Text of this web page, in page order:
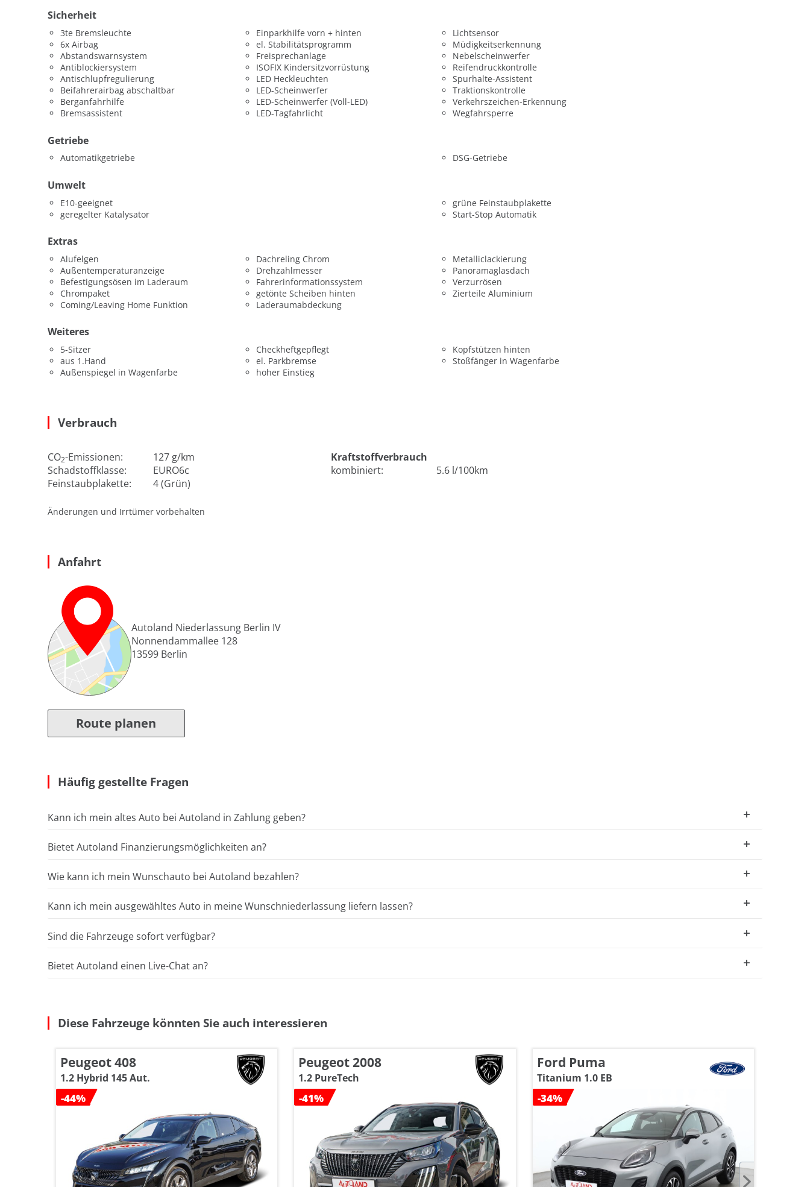
Sicherheit
3te Bremsleuchte
6x Airbag
Abstandswarnsystem
Antiblockiersystem
Antischlupfregulierung
Beifahrerairbag abschaltbar
Berganfahrhilfe
Bremsassistent
Einparkhilfe vorn + hinten
el. Stabilitätsprogramm
Freisprechanlage
ISOFIX Kindersitzvorrüstung
LED Heckleuchten
LED-Scheinwerfer
LED-Scheinwerfer (Voll-LED)
LED-Tagfahrlicht
Lichtsensor
Müdigkeitserkennung
Nebelscheinwerfer
Reifendruckkontrolle
Spurhalte-Assistent
Traktionskontrolle
Verkehrszeichen-Erkennung
Wegfahrsperre
Getriebe
Automatikgetriebe DSG-Getriebe
Umwelt
E10-geeignet
geregelter Katalysator
grüne Feinstaubplakette
Start-Stop Automatik
Extras
Alufelgen
Außentemperaturanzeige
Befestigungsösen im Laderaum
Chrompaket
Coming/Leaving Home Funktion
Dachreling Chrom
Drehzahlmesser
Fahrerinformationssystem
getönte Scheiben hinten
Laderaumabdeckung
Metalliclackierung
Panoramaglasdach
Verzurrösen
Zierteile Aluminium
Weiteres
5-Sitzer
aus 1.Hand
Außenspiegel in Wagenfarbe
Checkheftgepflegt
el. Parkbremse
hoher Einstieg
Kopfstützen hinten
Stoßfänger in Wagenfarbe
Verbrauch
CO2-Emissionen:
127 g/km
Schadstoffklasse:
EURO6c
Feinstaubplakette:
4 (Grün)
Kraftstoffverbrauch
kombiniert:
5.6 l/100km
Änderungen und Irrtümer vorbehalten
Anfahrt
Autoland Niederlassung Berlin IV
Nonnendammallee 128
13599 Berlin
Route planen
Häufig gestellte Fragen
Kann ich mein altes Auto bei Autoland in Zahlung geben?
Bietet Autoland Finanzierungsmöglichkeiten an?
Wie kann ich mein Wunschauto bei Autoland bezahlen?
Kann ich mein ausgewähltes Auto in meine Wunschniederlassung liefern lassen?
Sind die Fahrzeuge sofort verfügbar?
Bietet Autoland einen Live-Chat an?
Diese Fahrzeuge könnten Sie auch interessieren
Peugeot 408
1.2 Hybrid 145 Aut.
-44%
Peugeot 2008
1.2 PureTech
-41%
Ford Puma
Titanium 1.0 EB
-34%